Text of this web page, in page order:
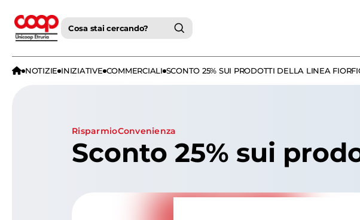
Cosa stai cercando?
NOTIZIE INIZIATIVE COMMERCIALI SCONTO 25% SUI PRODOTTI DELLA LINEA
risparmio convenienza
Sconto 25% sui